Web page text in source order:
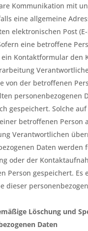
Kommunikation mit
eine allgemeine
elektronischen Post
eine betroffene
Kontaktformular den
von der betroffenen
personenbezogenen
gespeichert. Solche
betroffenen Person
Verantwortlichen
Daten werden
oder der
Person gespeichert. Es
dieser
Löschung und
Daten